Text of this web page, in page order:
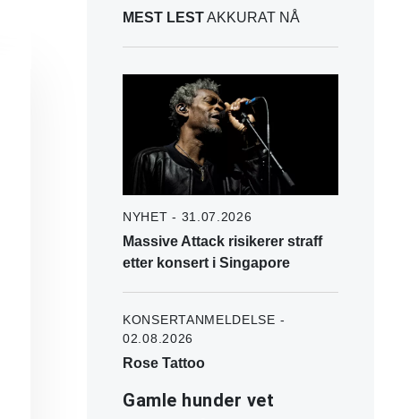
MEST LESTAKKURAT NÅ
NYHET - 31.07.2026
Massive Attack risikerer straff
etter konsert i Singapore
KONSERTANMELDELSE -
02.08.2026
Rose Tattoo
Gamle hunder vet